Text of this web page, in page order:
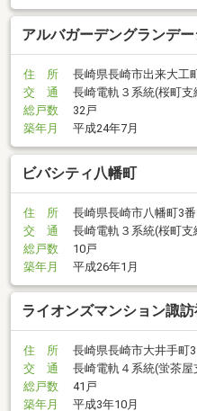
アルバガーデングランデ
住 所
長崎県長崎市出来大工
交 通
長崎電軌３系統(桜町
総戸数
32戸
築年月
平成24年7月
ビバシティ八幡町
住 所
長崎県長崎市八幡町3
交 通
長崎電軌３系統(桜町
総戸数
10戸
築年月
平成26年1月
ライオンズマンション諏
住 所
長崎県長崎市大井手町
交 通
長崎電軌４系統(蛍茶
総戸数
41戸
築年月
平成3年10月